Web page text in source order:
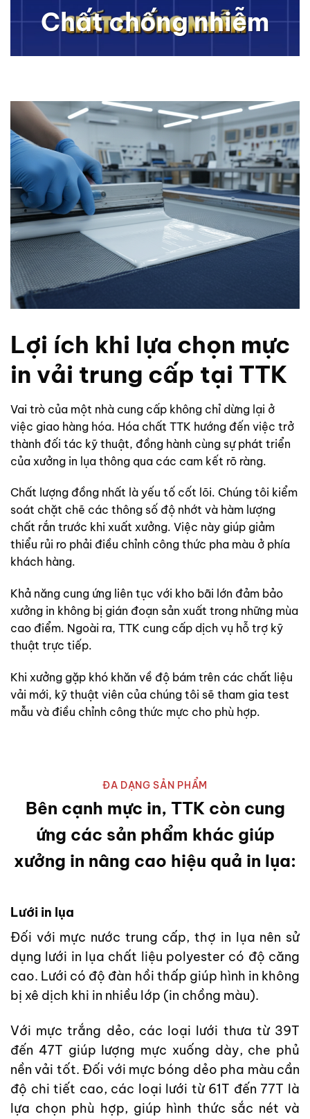
Chất chống nhiễm
Lợi ích khi lựa chọn mực
in vải trung cấp tại TTK
Vai trò của một nhà cung cấp không chỉ dừng lại ở
việc giao hàng hóa. Hóa chất TTK hướng đến việc trở
thành đối tác kỹ thuật, đồng hành cùng sự phát triển
của xưởng in lụa thông qua các cam kết rõ ràng.
Chất lượng đồng nhất là yếu tố cốt lõi. Chúng tôi kiểm
soát chặt chẽ các thông số độ nhớt và hàm lượng
chất rắn trước khi xuất xưởng. Việc này giúp giảm
thiểu rủi ro phải điều chỉnh công thức pha màu ở phía
khách hàng.
Khả năng cung ứng liên tục với kho bãi lớn đảm bảo
xưởng in không bị gián đoạn sản xuất trong những mùa
cao điểm. Ngoài ra, TTK cung cấp dịch vụ hỗ trợ kỹ
thuật trực tiếp.
Khi xưởng gặp khó khăn về độ bám trên các chất liệu
vải mới, kỹ thuật viên của chúng tôi sẽ tham gia test
mẫu và điều chỉnh công thức mực cho phù hợp.
ĐA DẠNG SẢN PHẨM
Bên cạnh mực in, TTK còn cung
ứng các sản phẩm khác giúp
xưởng in nâng cao hiệu quả in lụa:
Lưới in lụa
Đối với mực nước trung cấp, thợ in lụa nên sử
dụng lưới in lụa chất liệu polyester có độ căng
cao. Lưới có độ đàn hồi thấp giúp hình in không
bị xê dịch khi in nhiều lớp (in chồng màu).
Với mực trắng dẻo, các loại lưới thưa từ 39T
đến 47T giúp lượng mực xuống dày, che phủ
nền vải tốt. Đối với mực bóng dẻo pha màu cần
độ chi tiết cao, các loại lưới từ 61T đến 77T là
lựa chọn phù hợp, giúp hình thức sắc nét và